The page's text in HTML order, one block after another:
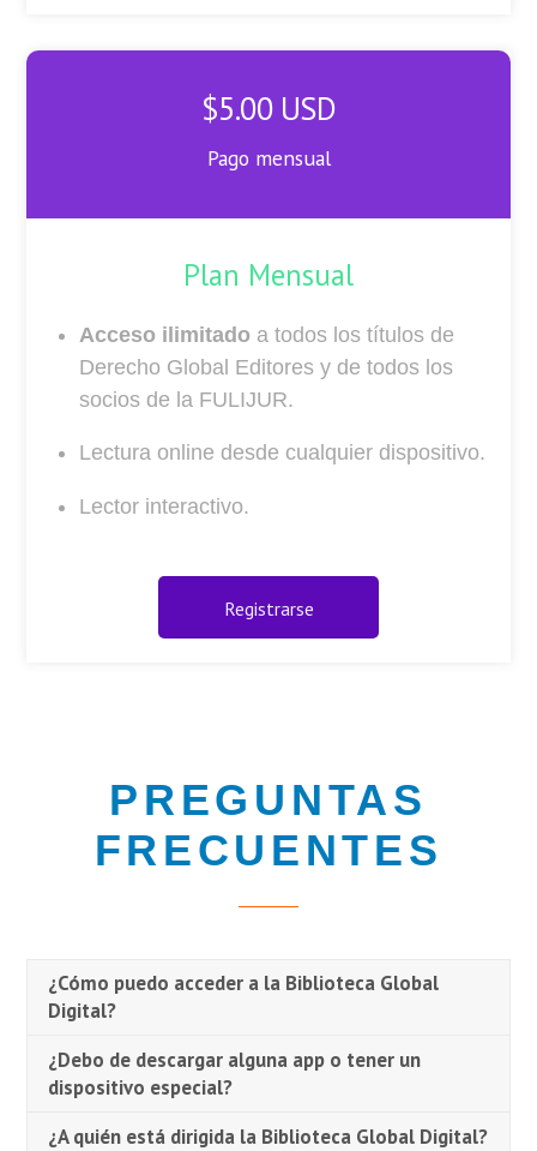
$5.00 USD
Pago mensual
Plan Mensual
Acceso ilimitado a todos los títulos de
Derecho Global Editores y de todos los
socios de la FULIJUR.
Lectura online desde cualquier dispositivo.
Lector interactivo.
Registrarse
PREGUNTAS
FRECUENTES
¿Cómo puedo acceder a la Biblioteca Global
Digital?
¿Debo de descargar alguna app o tener un
dispositivo especial?
¿A quién está dirigida la Biblioteca Global Digital?